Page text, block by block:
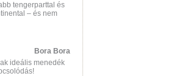
tengerparttal és
– és nem
Bora Bora
ideális menedék